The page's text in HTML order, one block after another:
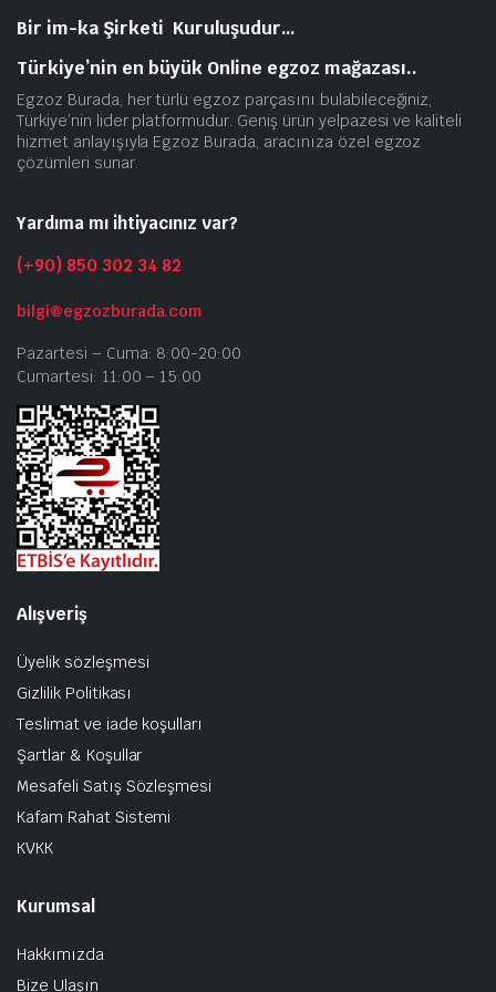
Bir im-ka Şirketi Kuruluşudur…
Türkiye’nin en büyük Online egzoz mağazası..
Egzoz Burada, her türlü egzoz parçasını bulabileceğiniz,
Türkiye’nin lider platformudur. Geniş ürün yelpazesi ve kaliteli
hizmet anlayışıyla Egzoz Burada, aracınıza özel egzoz
çözümleri sunar.
Yardıma mı ihtiyacınız var?
(+90) 850 302 34 82
bilgi@egzozburada.com
Pazartesi – Cuma: 8:00-20:00
Cumartesi: 11:00 – 15:00
Alışveriş
Üyelik sözleşmesi
Gizlilik Politikası
Teslimat ve iade koşulları
Şartlar & Koşullar
Mesafeli Satış Sözleşmesi
Kafam Rahat Sistemi
KVKK
Kurumsal
Hakkımızda
Bize Ulaşın